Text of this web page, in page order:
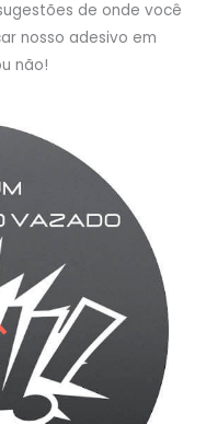
de onde você
nosso adesivo em
não!